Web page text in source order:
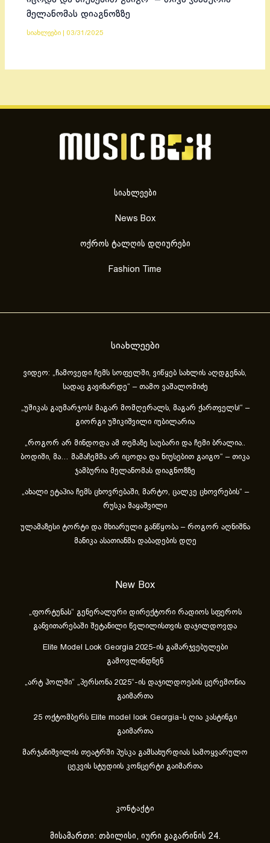
მელანომას დიაგნოზზე
სიახლეები 03/31/2025
სიახლეები
News Box
ოქროს ტალღის დღიურები
Fashion Time
სიახლეები
ვიდეო: „ჩამოვედი ჩემს სოფელში, ვიწყებ სახლის აღდგენას,
სადაც გავიზარდე“ – თამო ვაშალომიძე
„უშიკას გაუმარჯოს! მაგარ მომღერალს, მაგარ ქართველს!“ –
გიორგი უშიკიშვილი იუბილარია
„როგორ არ მინდოდა ამ თემაზე საუბარი და ჩემი ბრალია..
ბოდიში, მა… მამაჩემმა არ იცოდა და ნიუსებით გაიგო“ – თიკა
ჯამბურია მელანომას დიაგნოზზე
„ახა­ლი ეტა­პია ჩემს ცხოვ­რე­ბა­ში, მარ­ტო, ცალ­კე ცხოვ­რე­ბის“ –
რუსკა მაყაშვილი
ულამაზესი ტორტი და მხიარული განწყობა – როგორ აღნიშნა
მანიკა ასათიანმა დაბადების დღე
New Box
„ფორტუნას“ გენერალური დირექტორი რადიოს სფეროს
განვითარებაში შეტანილი წვლილისთვის დაჯილდოვდა
Elite Model Look Georgia 2025-ის გამარჯვებულები
გამოვლინდნენ
„არტ ჰოლში“ „პერსონა 2025“-ის დაჯილდოების ცერემონია
გაიმართა
25 ოქტომბერს Elite model look Georgia-ს ღია კასტინგი
გაიმართა
მარჯანიშვილის თეატრში პუსკა გამსახურდიას სამოყვარულო
ცეკვის სტუდიის კონცერტი გაიმართა
კონტაქტი
მისამართი: თბილისი, იური გაგარინის 24.